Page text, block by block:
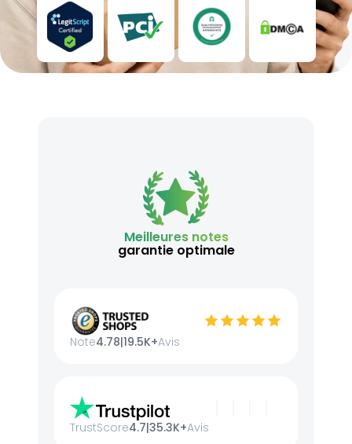
Meilleures notes
garantie optimale
Note4.78|19.5K+Avis
TrustScore4.7|35.3K+Avis